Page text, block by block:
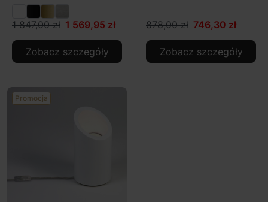
1 847,00 zł 1 569,95 zł
Zobacz szczegóły
878,00 zł 746,30 zł
Zobacz szczegóły
Promocja